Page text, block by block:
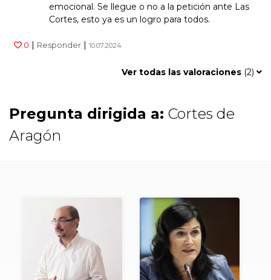
emocional. Se llegue o no a la petición ante Las
Cortes, esto ya es un logro para todos.
0 | Responder | 10.07.2024
Ver todas las valoraciones (2)
Pregunta dirigida a: Cortes de
Aragón